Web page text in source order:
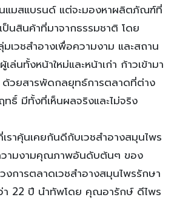
แมสแบรนด์ แต่จะมองหาผลิตภัณฑ์ที่
นสินค้าที่มาจากธรรมชาติ โดย
เวชสำอางเพื่อความงาม และสถาน
ล่นทั้งหน้าใหม่และหน้าเก่า ก้าวเข้ามา
วยสารพัดกลยุทธ์การตลาดที่ต่าง
ธิ์ มีทั้งที่เห็นผลจริงและไม่จริง
เราคุ้นเคยกันดีกับเวชสำอางสมุนไพร
วามงามคุณภาพอันดับต้นๆ ของ
งการตลาดเวชสำอางสมุนไพรรักษา
า 22 ปี นำทัพโดย คุณอารักษ์ ดีไพร